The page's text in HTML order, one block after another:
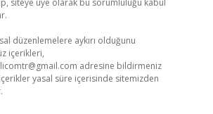
siteye üye olarak bu sorumluluğu kabul
düzenlemelere aykırı olduğunu
içerikleri,
adresine bildirmeniz
yasal süre içerisinde sitemizden